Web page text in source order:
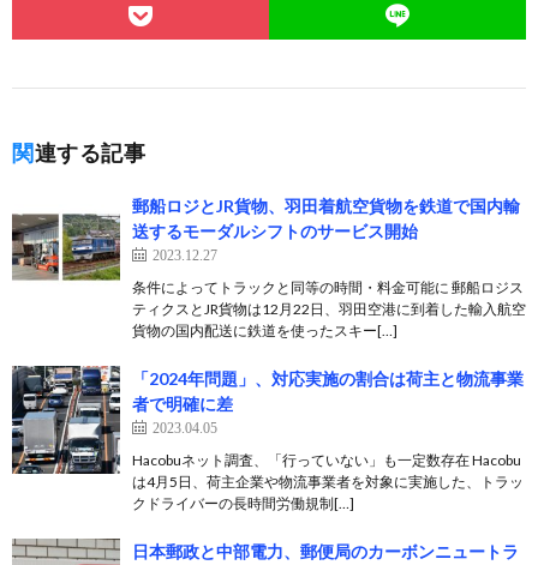
関連する記事
郵船ロジとJR貨物、羽田着航空貨物を鉄道で国内輸
送するモーダルシフトのサービス開始
2023.12.27
条件によってトラックと同等の時間・料金可能に 郵船ロジス
ティクスとJR貨物は12月22日、羽田空港に到着した輸入航空
貨物の国内配送に鉄道を使ったスキー[…]
「2024年問題」、対応実施の割合は荷主と物流事業
者で明確に差
2023.04.05
Hacobuネット調査、「行っていない」も一定数存在 Hacobu
は4月5日、荷主企業や物流事業者を対象に実施した、トラッ
クドライバーの長時間労働規制[…]
日本郵政と中部電力、郵便局のカーボンニュートラ